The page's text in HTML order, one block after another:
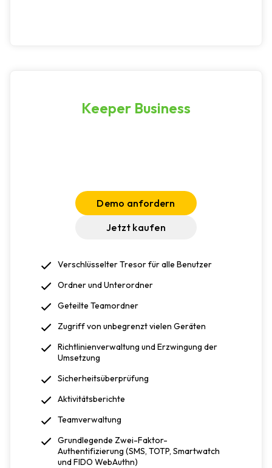
Keeper Business
Demo anfordern
Jetzt kaufen
Verschlüsselter Tresor für alle Benutzer
Ordner und Unterordner
Geteilte Teamordner
Zugriff von unbegrenzt vielen Geräten
Richtlinienverwaltung und Erzwingung der
Umsetzung
Sicherheitsüberprüfung
Aktivitätsberichte
Teamverwaltung
Grundlegende Zwei-Faktor-
Authentifizierung (SMS, TOTP, Smartwatch
und FIDO WebAuthn)